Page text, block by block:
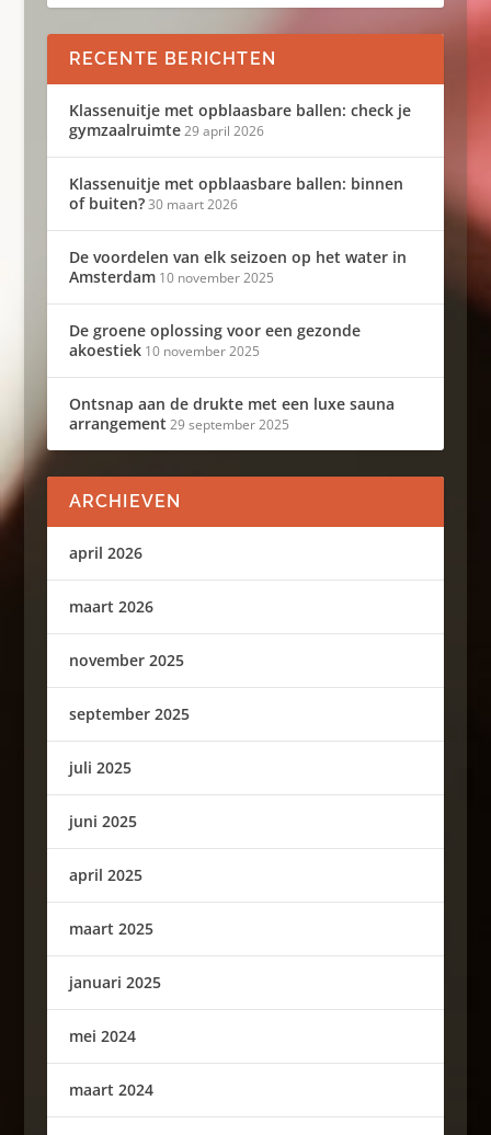
RECENTE BERICHTEN
Klassenuitje met opblaasbare ballen: check je
gymzaalruimte 29 april 2026
Klassenuitje met opblaasbare ballen: binnen
of buiten? 30 maart 2026
De voordelen van elk seizoen op het water in
Amsterdam 10 november 2025
De groene oplossing voor een gezonde
akoestiek 10 november 2025
Ontsnap aan de drukte met een luxe sauna
arrangement 29 september 2025
ARCHIEVEN
april 2026
maart 2026
november 2025
september 2025
juli 2025
juni 2025
april 2025
maart 2025
januari 2025
mei 2024
maart 2024